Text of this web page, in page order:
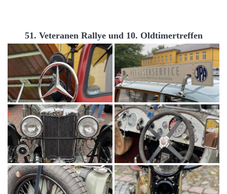
51. Veteranen Rallye und 10. Oldtimertreffen